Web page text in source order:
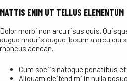
MATTIS ENIM UT TELLUS ELEMENTUM
Dolor morbi non arcu risus quis.
augue mauris augue. Ipsum a arcu
rhoncus aenean.
Cum sociis natoque penatibus et
Aliquam eleifend mi in nulla